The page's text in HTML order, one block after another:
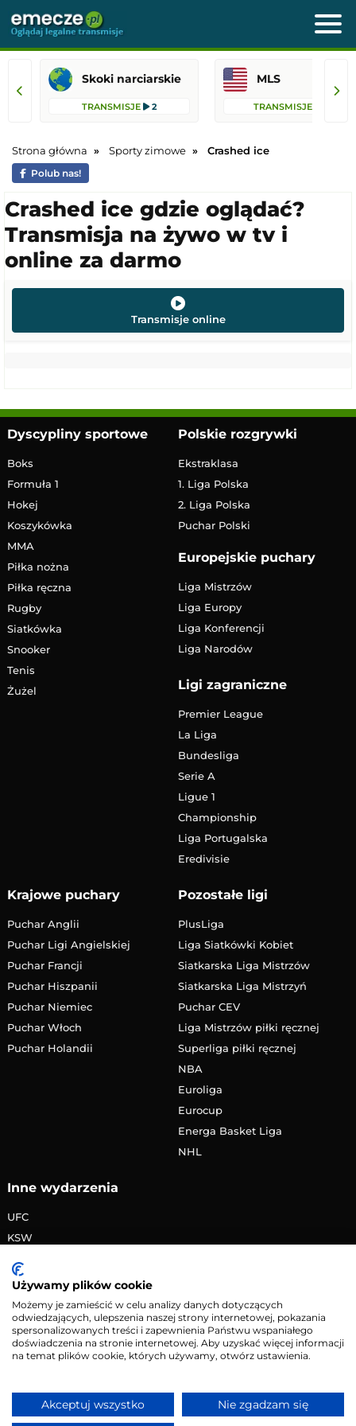
Skoki narciarskie
TRANSMISJE 2
MLS
TRANSMISJE
Strona główna Sporty zimowe Crashed ice
Polub nas!
Crashed ice gdzie oglądać?
Transmisja na żywo w tv i
online za darmo
Transmisje online
Dyscypliny sportowe
Boks
Formuła 1
Hokej
Koszykówka
MMA
Piłka nożna
Piłka ręczna
Rugby
Siatkówka
Snooker
Tenis
Żużel
Polskie rozgrywki
Ekstraklasa
1. Liga Polska
2. Liga Polska
Puchar Polski
Europejskie puchary
Liga Mistrzów
Liga Europy
Liga Konferencji
Liga Narodów
Ligi zagraniczne
Premier League
La Liga
Bundesliga
Serie A
Ligue 1
Championship
Liga Portugalska
Eredivisie
Krajowe puchary
Puchar Anglii
Puchar Ligi Angielskiej
Puchar Francji
Puchar Hiszpanii
Puchar Niemiec
Puchar Włoch
Puchar Holandii
Pozostałe ligi
PlusLiga
Liga Siatkówki Kobiet
Siatkarska Liga Mistrzów
Siatkarska Liga Mistrzyń
Puchar CEV
Liga Mistrzów piłki ręcznej
Superliga piłki ręcznej
NBA
Euroliga
Eurocup
Energa Basket Liga
NHL
Inne wydarzenia
UFC
KSW
PRIME MMA
Żużlowa Ekstraliga
Speedway Grand Prix
Skoki narciarskie
Kontakt•Reklama• Polityka prywatności
Używamy plików cookie
Możemy je zamieścić w celu analizy danych dotyczących
odwiedzających, ulepszenia naszej strony internetowej, pokazania
spersonalizowanych treści i zapewnienia Państwu wspaniałego
doświadczenia na stronie internetowej. Aby uzyskać więcej informacji
na temat plików cookie, których używamy, otwórz ustawienia.
Akceptuj wszystko Nie zgadzam się